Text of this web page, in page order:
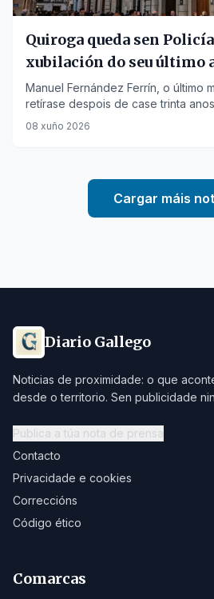
Quiroga queda sen
xubilación do seu último
Manuel Fernández Ferrín, o último
retírase despois de case trinta
municipio.
08 xuño 2026
Cargar máis
Diario Gallego
Noticias de proximidade: o que
desde o territorio. Sen publicidade
Publica a túa nota de prensa
Contacto
Privacidade e cookies
Correccións
Código ético
Comarcas